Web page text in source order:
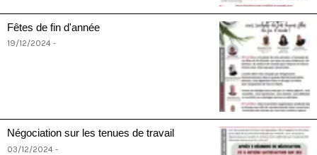
Fêtes de fin d'année
19/12/2024 -
Négociation sur les tenues de travail
03/12/2024 -